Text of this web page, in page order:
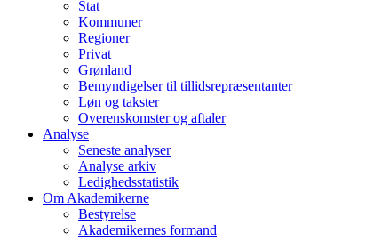
Stat
Kommuner
Regioner
Privat
Grønland
Bemyndigelser til tillidsrepræsentanter
Løn og takster
Overenskomster og aftaler
Analyse
Seneste analyser
Analyse arkiv
Ledighedsstatistik
Om Akademikerne
Bestyrelse
Akademikernes formand